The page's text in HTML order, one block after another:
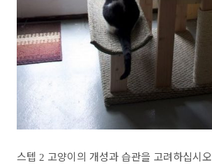
스텝 2 고양이의 개성과 습관을 고려하십시오